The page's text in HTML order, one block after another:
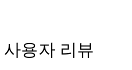
사용자 리뷰